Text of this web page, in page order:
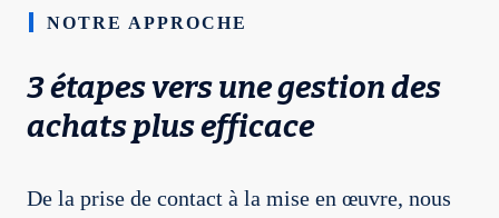
NOTRE APPROCHE
3 étapes vers une gestion des
achats plus efficace
De la prise de contact à la mise en œuvre, nous